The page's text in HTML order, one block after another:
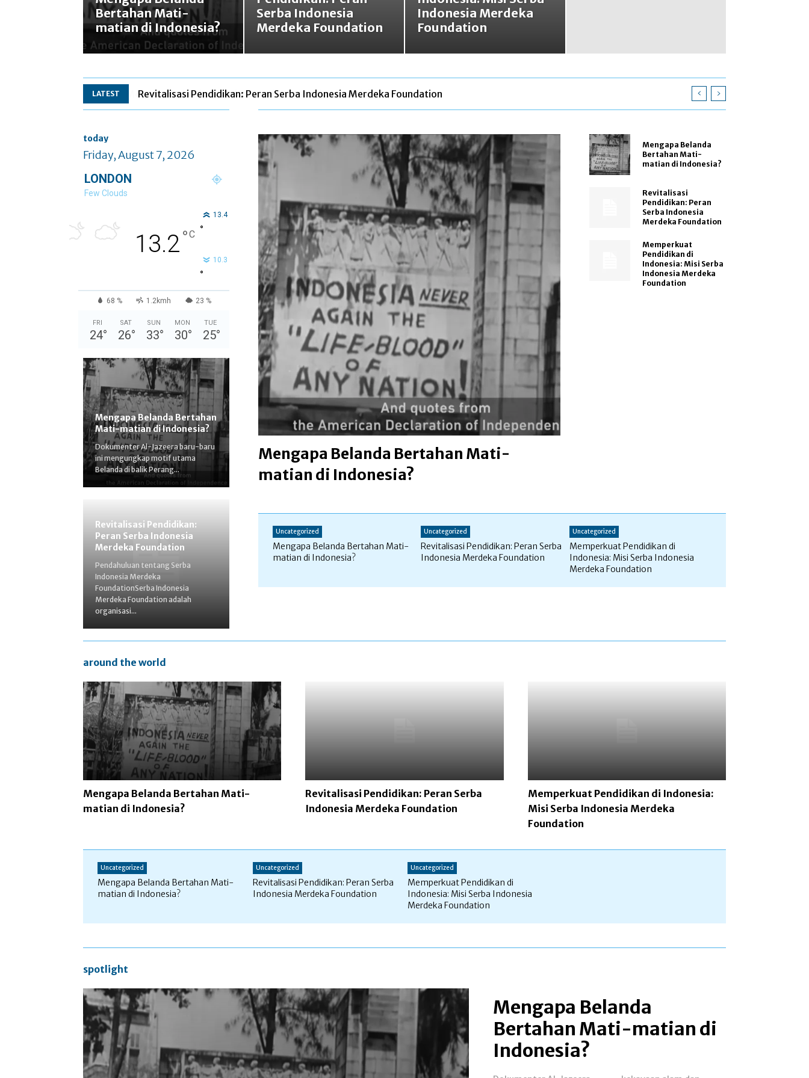
Bertahan Mati-
matian di Indonesia?
Serba Indonesia
Merdeka Foundation
Indonesia Merdeka
Foundation
LATEST Revitalisasi Pendidikan: Peran Serba Indonesia Merdeka Foundation
today
Friday, August 7, 2026
LONDON
Few Clouds
13.2°C
13.4
°
10.3
°
68 % 1.2kmh 23 %
FRI
24°
SAT
26°
SUN
33°
MON
30°
TUE
25°
Mengapa Belanda Bertahan
Mati-matian di Indonesia?
Dokumenter Al-Jazeera baru-baru
ini mengungkap motif utama
Belanda di balik Perang...
Revitalisasi Pendidikan:
Peran Serba Indonesia
Merdeka Foundation
Pendahuluan tentang Serba
Indonesia Merdeka
FoundationSerba Indonesia
Merdeka Foundation adalah
organisasi...
Mengapa Belanda Bertahan Mati-
matian di Indonesia?
Mengapa Belanda
Bertahan Mati-
matian di Indonesia?
Revitalisasi
Pendidikan: Peran
Serba Indonesia
Merdeka Foundation
Memperkuat
Pendidikan di
Indonesia: Misi Serba
Indonesia Merdeka
Foundation
Uncategorized
Mengapa Belanda Bertahan Mati-
matian di Indonesia?
Uncategorized
Revitalisasi Pendidikan: Peran Serba
Indonesia Merdeka Foundation
Uncategorized
Memperkuat Pendidikan di
Indonesia: Misi Serba Indonesia
Merdeka Foundation
around the world
Mengapa Belanda Bertahan Mati-
matian di Indonesia?
Revitalisasi Pendidikan: Peran Serba
Indonesia Merdeka Foundation
Memperkuat Pendidikan di Indonesia:
Misi Serba Indonesia Merdeka
Foundation
Uncategorized
Mengapa Belanda Bertahan Mati-
matian di Indonesia?
Uncategorized
Revitalisasi Pendidikan: Peran Serba
Indonesia Merdeka Foundation
Uncategorized
Memperkuat Pendidikan di
Indonesia: Misi Serba Indonesia
Merdeka Foundation
spotlight
Mengapa Belanda
Bertahan Mati-matian di
Indonesia?